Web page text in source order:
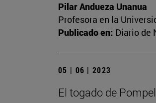
Pilar Andueza Unanua
Profesora en la
Publicado en: Diario de
05 | 06 | 2023
El togado de